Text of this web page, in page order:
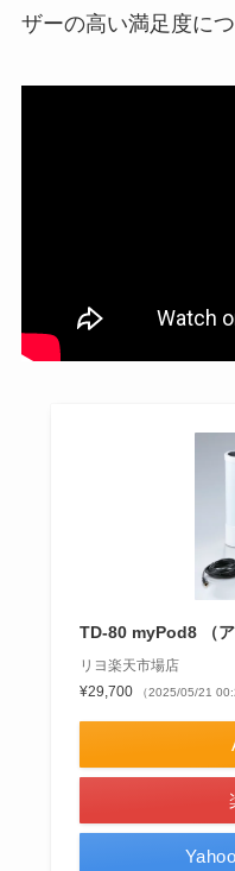
ザーの高い満足度に
TD-80 myPod8 （ア
リヨ楽天市場店
¥29,700
（2025/05/21